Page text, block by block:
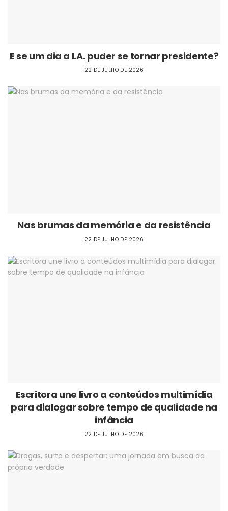
E se um dia a I.A. puder se tornar presidente?
22 DE JULHO DE 2026
Nas brumas da memória e da resistência
22 DE JULHO DE 2026
Escritora une livro a conteúdos multimídia
para dialogar sobre tempo de qualidade na
infância
22 DE JULHO DE 2026